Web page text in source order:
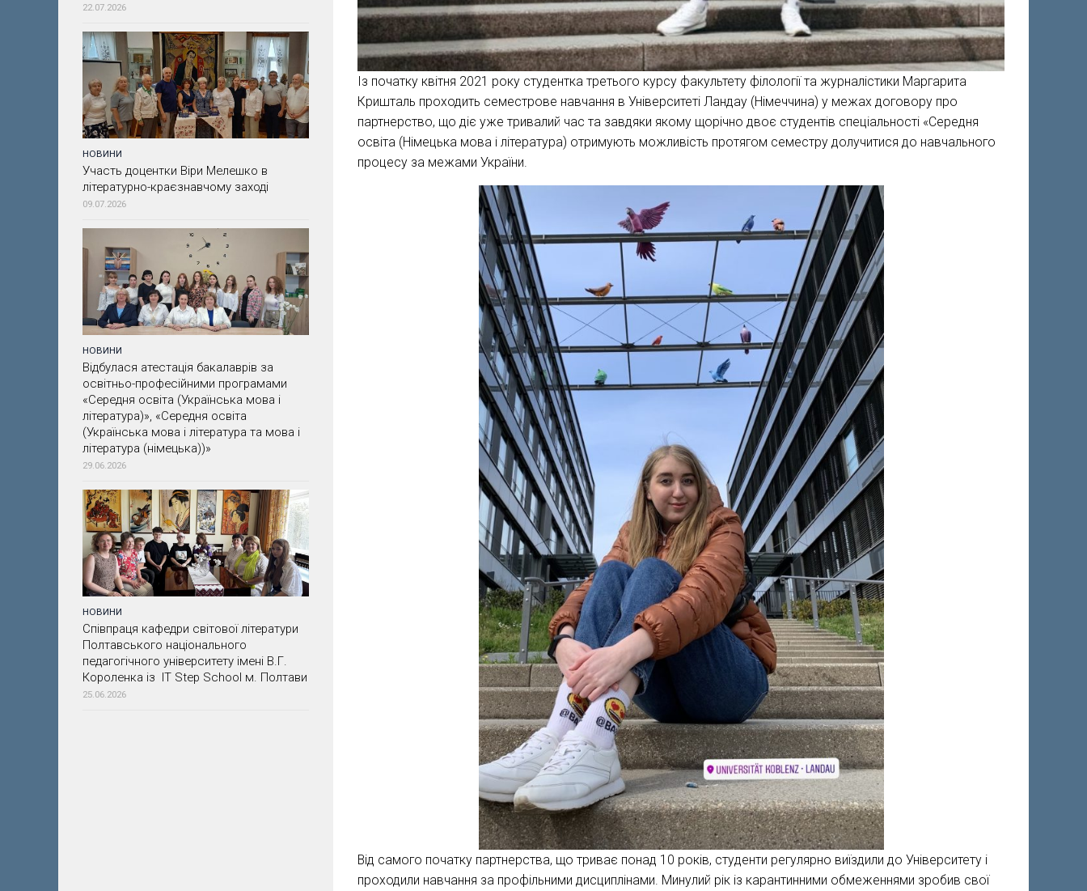
Із початку квітня 2021 року студентка третього курсу факультету філології та журналістики Маргарита
Кришталь проходить семестрове навчання в Університеті Ландау (Німеччина) у межах договору про
партнерство, що діє уже тривалий час та завдяки якому щорічно двоє студентів спеціальності «Середня
освіта (Німецька мова і література) отримують можливість протягом семестру долучитися до навчального
процесу за межами України.
Від самого початку партнерства, що триває понад 10 років, студенти регулярно виїздили до Університету і
проходили навчання за профільними дисциплінами. Минулий рік із карантинними обмеженнями зробив свої
22.07.2026
НОВИНИ
Участь доцентки Віри Мелешко в
літературно-краєзнавчому заході
09.07.2026
НОВИНИ
Відбулася атестація бакалаврів за
освітньо-професійними програмами
«Середня освіта (Українська мова і
література)», «Середня освіта
(Українська мова і література та мова і
література (німецька))»
29.06.2026
НОВИНИ
Співпраця кафедри світової літератури
Полтавського національного
педагогічного університету імені В.Г.
Короленка із IT Step School м. Полтави
25.06.2026